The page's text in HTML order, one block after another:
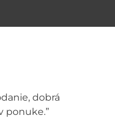
dobrá
ponuke.”